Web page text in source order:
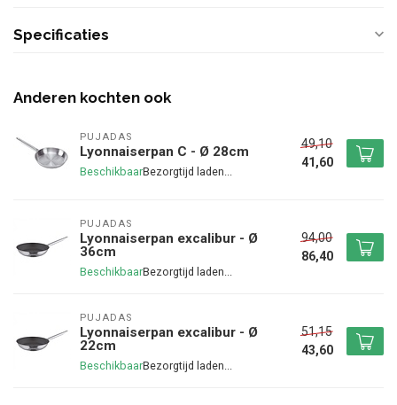
Specificaties
Anderen kochten ook
PUJADAS
Lyonnaiserpan C - Ø 28cm
Beschikbaar
49,10
41,60
PUJADAS
Lyonnaiserpan excalibur - Ø
36cm
Beschikbaar
94,00
86,40
PUJADAS
Lyonnaiserpan excalibur - Ø
22cm
Beschikbaar
51,15
43,60